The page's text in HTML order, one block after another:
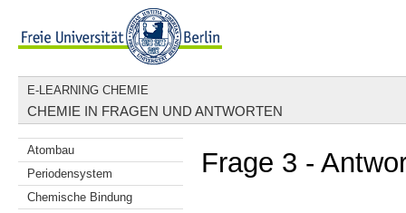
E-LEARNING CHEMIE
CHEMIE IN FRAGEN UND ANTWORTEN
Atombau
Periodensystem
Chemische Bindung
Frage 3 -